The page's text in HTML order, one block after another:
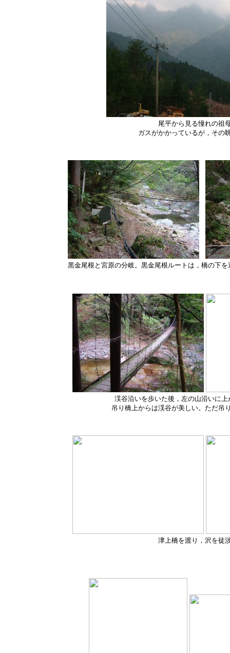
尾平から見る憧れの祖
ガスがかかっているが，その
黒金尾根と宮原の分岐。黒金尾根ルートは，橋の下
渓谷沿いを歩いた後，左の山沿いに
吊り橋上からは渓谷が美しい。ただ吊
津上橋を渡り，沢を徒